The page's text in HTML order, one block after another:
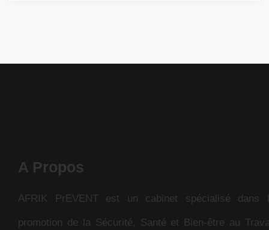
A Propos
AFRIK PrEVENT est un cabinet spécialisé dans
promotion de la Sécurité, Santé et Bien-être au